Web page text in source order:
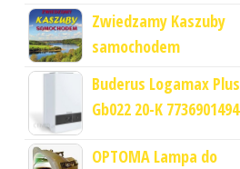
Zwiedzamy Kaszuby
samochodem
Buderus Logamax Plus
Gb022 20-K 7736901494
OPTOMA Lampa do